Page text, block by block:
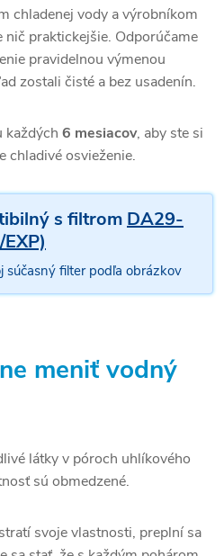
chladenej vody a výrobníkom
nič praktickejšie. Odporúčame
pravidelnou výmenou
zostali čisté a bez usadenín.
každých 6 mesiacov, aby ste si
chladivé osvieženie.
s filtrom DA29-
súčasný filter podľa obrázkov
meniť vodný
látky v póroch uhlíkového
sú obmedzené.
svoje vlastnosti, preplní sa